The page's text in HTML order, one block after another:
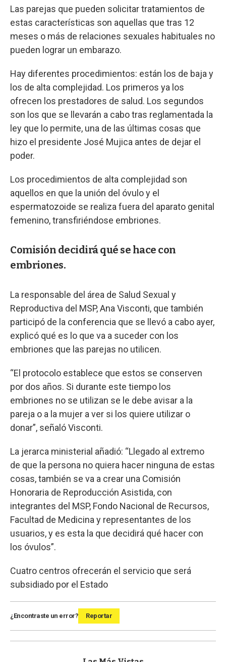
Las parejas que pueden solicitar tratamientos de
estas características son aquellas que tras 12
meses o más de relaciones sexuales habituales no
pueden lograr un embarazo.
Hay diferentes procedimientos: están los de baja y
los de alta complejidad. Los primeros ya los
ofrecen los prestadores de salud. Los segundos
son los que se llevarán a cabo tras reglamentada la
ley que lo permite, una de las últimas cosas que
hizo el presidente José Mujica antes de dejar el
poder.
Los procedimientos de alta complejidad son
aquellos en que la unión del óvulo y el
espermatozoide se realiza fuera del aparato genital
femenino, transfiriéndose embriones.
Comisión decidirá qué se hace con
embriones.
La responsable del área de Salud Sexual y
Reproductiva del MSP, Ana Visconti, que también
participó de la conferencia que se llevó a cabo ayer,
explicó qué es lo que va a suceder con los
embriones que las parejas no utilicen.
“El protocolo establece que estos se conserven
por dos años. Si durante este tiempo los
embriones no se utilizan se le debe avisar a la
pareja o a la mujer a ver si los quiere utilizar o
donar”, señaló Visconti.
La jerarca ministerial añadió: “Llegado al extremo
de que la persona no quiera hacer ninguna de estas
cosas, también se va a crear una Comisión
Honoraria de Reproducción Asistida, con
integrantes del MSP, Fondo Nacional de Recursos,
Facultad de Medicina y representantes de los
usuarios, y es esta la que decidirá qué hacer con
los óvulos”.
Cuatro centros ofrecerán el servicio que será
subsidiado por el Estado
¿Encontraste un error? Reportar